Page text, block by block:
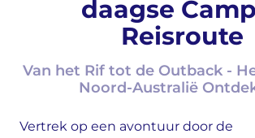
daagse
Reisroute
Van het Rif tot de Outback -
Noord-Australië
Vertrek op een avontuur door de